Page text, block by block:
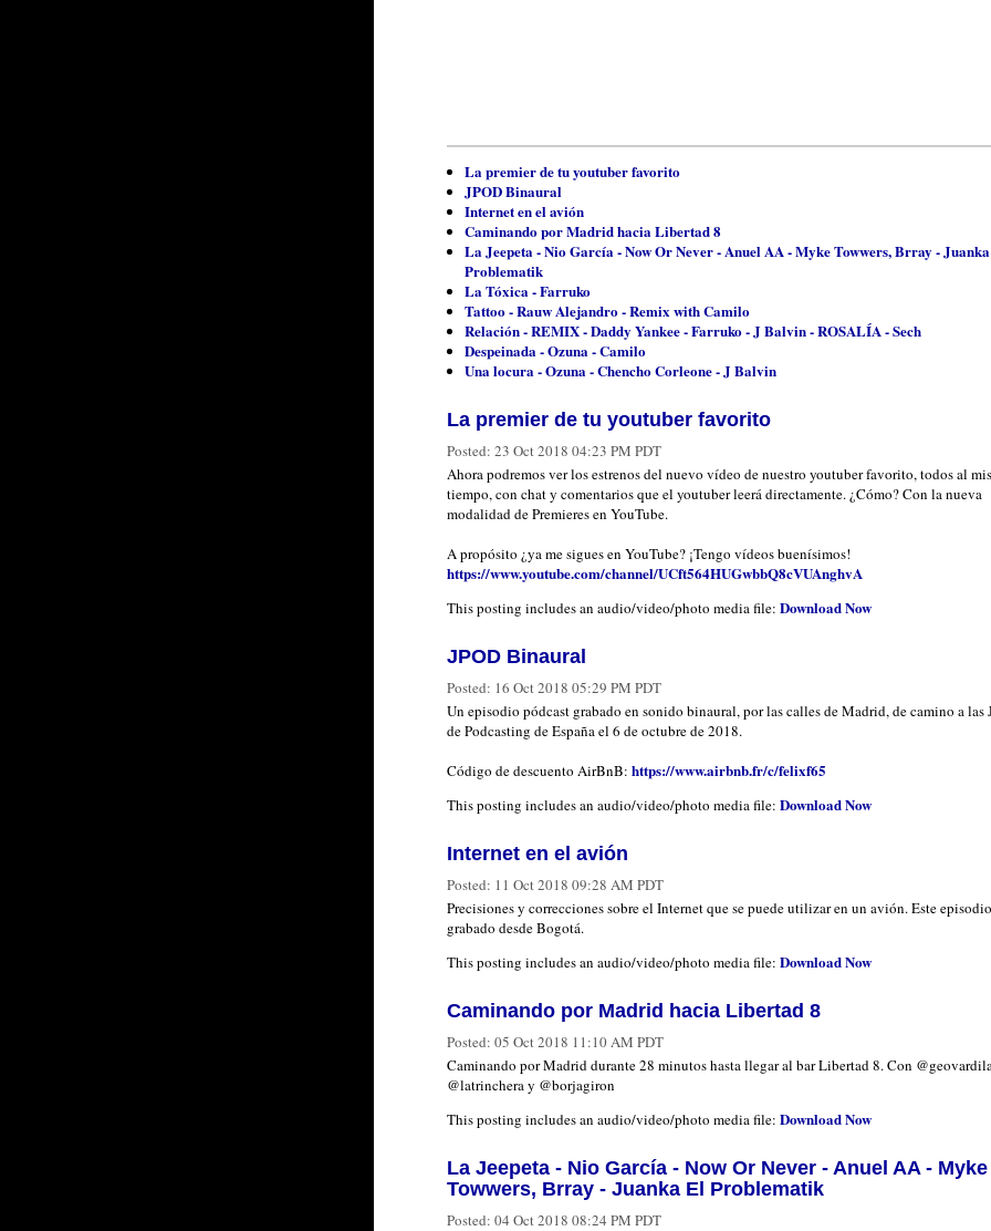
La premier de tu youtuber favorito
JPOD Binaural
Internet en el avión
Caminando por Madrid hacia Libertad 8
La Jeepeta - Nio García - Now Or Never - Anuel AA - Myke Towwers, Brray -
Problematik
La Tóxica - Farruko
Tattoo - Rauw Alejandro - Remix with Camilo
Relación - REMIX - Daddy Yankee - Farruko - J Balvin - ROSALÍA - Sech
Despeinada - Ozuna - Camilo
Una locura - Ozuna - Chencho Corleone - J Balvin
La premier de tu youtuber favorito
Posted: 23 Oct 2018 04:23 PM PDT
Ahora podremos ver los estrenos del nuevo vídeo de nuestro youtuber favorito, todos al
tiempo, con chat y comentarios que el youtuber leerá directamente. ¿Cómo? Con la nueva
modalidad de Premieres en YouTube.
A propósito ¿ya me sigues en YouTube? ¡Tengo vídeos buenísimos!
https://www.youtube.com/channel/UCft564HUGwbbQ8cVUAnghvA
This posting includes an audio/video/photo media file: Download Now
JPOD Binaural
Posted: 16 Oct 2018 05:29 PM PDT
Un episodio pódcast grabado en sonido binaural, por las calles de Madrid, de camino a las
de Podcasting de España el 6 de octubre de 2018.
Código de descuento AirBnB: https://www.airbnb.fr/c/felixf65
This posting includes an audio/video/photo media file: Download Now
Internet en el avión
Posted: 11 Oct 2018 09:28 AM PDT
Precisiones y correcciones sobre el Internet que se puede utilizar en un avión. Este
grabado desde Bogotá.
This posting includes an audio/video/photo media file: Download Now
Caminando por Madrid hacia Libertad 8
Posted: 05 Oct 2018 11:10 AM PDT
Caminando por Madrid durante 28 minutos hasta llegar al bar Libertad 8. Con
@latrinchera y @borjagiron
This posting includes an audio/video/photo media file: Download Now
La Jeepeta - Nio García - Now Or Never - Anuel AA - Myke
Towwers, Brray - Juanka El Problematik
Posted: 04 Oct 2018 08:24 PM PDT